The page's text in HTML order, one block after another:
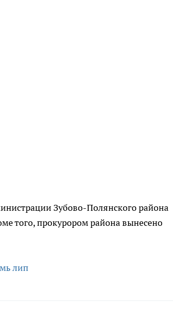
Зубово-Полянского района
того, прокурором района вынесено
лип